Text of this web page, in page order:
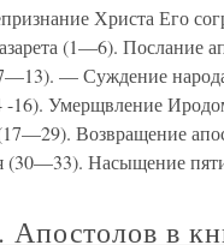
Христа Его
(1—6). Послание
— Суждение
-16). Умерщвление
Возвращение
(30—33). Насыщение
Апостолов в